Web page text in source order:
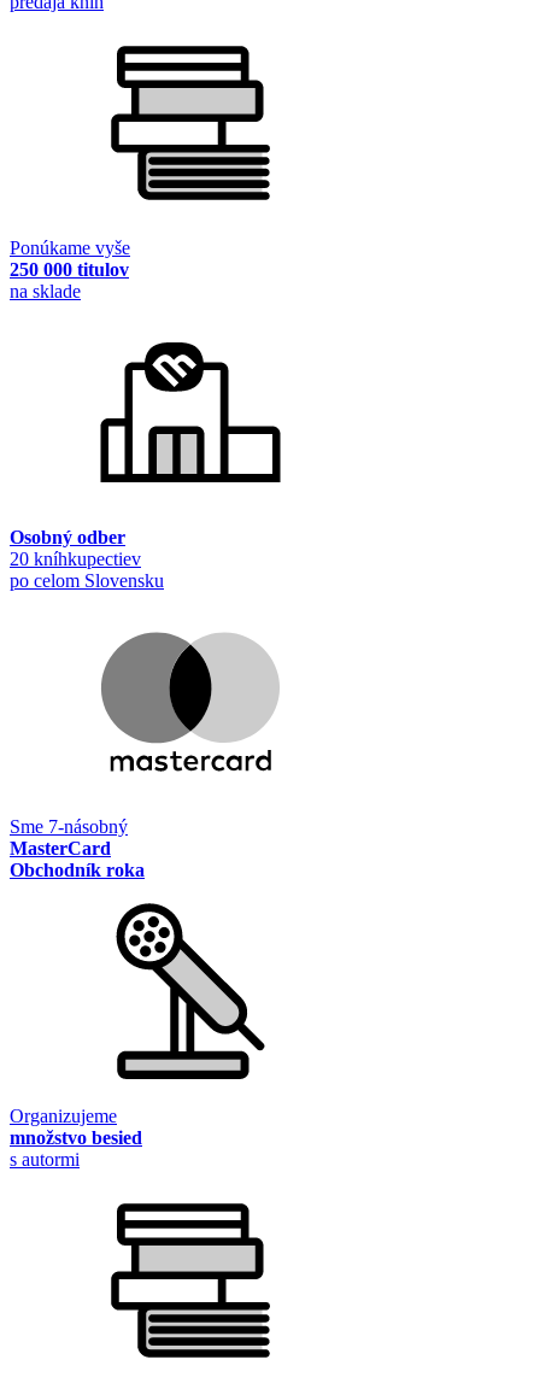
Ponúkame vyše
250 000 titulov
na sklade
Osobný odber
20 kníhkupectiev
po celom Slovensku
Sme 7-násobný
MasterCard
Obchodník roka
Organizujeme
množstvo besied
s autormi